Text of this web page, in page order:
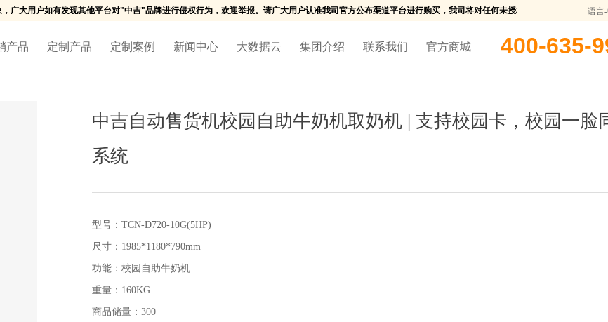
产品 定制产品 定制案例 新闻中心 大数据云 集团介绍 联系我们 官方商城
户如有发现其他平台对"中吉"品牌进行侵权行为，欢迎举报。请广大用户认准我司官方公布渠道平台进行购买，我司将对任何未授权行为保留对其追究法律责
语言
400-635-
中吉自动售货机校园自助牛奶机取奶机 | 支持校园卡，校园一脸
系统
型号：TCN-D720-10G(5HP)
尺寸：1985*1180*790mm
功能：校园自助牛奶机
重量：160KG
商品储量：300